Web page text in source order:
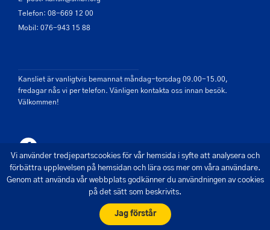
Telefon: 08-669 12 00
Mobil: 076-943 15 88
Kansliet är vanligtvis bemannat måndag-torsdag 09.00-15.00,
fredagar nås vi per telefon. Vänligen kontakta oss innan besök.
Välkommen!
© 2026 - Saltsjön Mälarens Båtförbund
Skapad av Pigment webbyrå
Vi använder tredjepartscookies för vår hemsida i syfte att analysera och
förbättra upplevelsen på hemsidan och lära oss mer om våra användare.
Genom att använda vår webbplats godkänner du användningen av cookies
på det sätt som beskrivits.
Jag förstår